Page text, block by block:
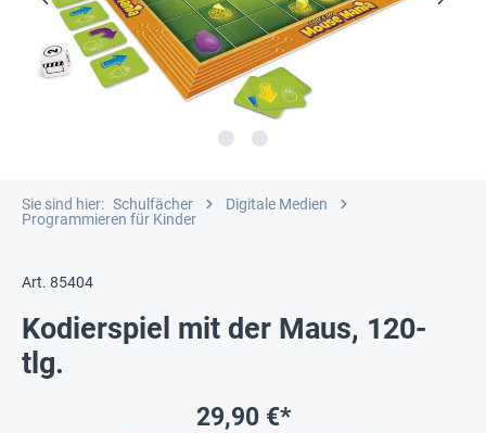
Sie sind hier: Schulfächer
Digitale Medien
Programmieren für Kinder
Art. 85404
Kodierspiel mit der Maus, 120-
tlg.
29,90 €*